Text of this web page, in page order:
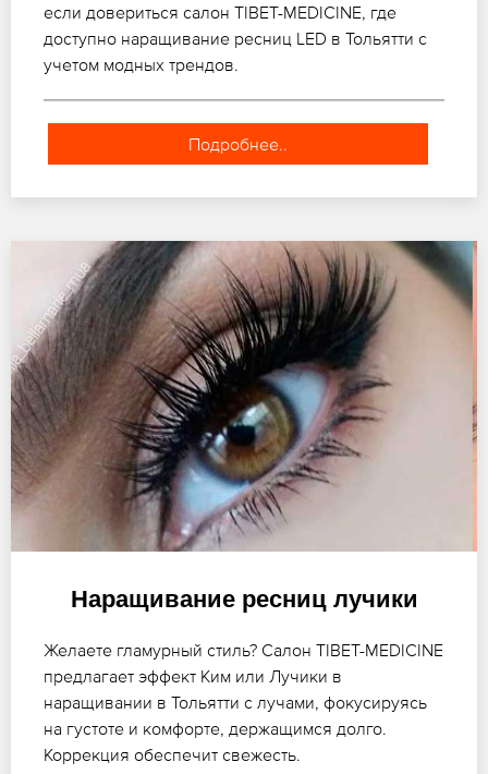
если довериться салон TIBET-MEDICINE, где
доступно наращивание ресниц LED в Тольятти с
учетом модных трендов.
Подробнее..
Наращивание ресниц лучики
Желаете гламурный стиль? Салон TIBET-MEDICINE
предлагает эффект Ким или Лучики в
наращивании в Тольятти с лучами, фокусируясь
на густоте и комфорте, держащимся долго.
Коррекция обеспечит свежесть.